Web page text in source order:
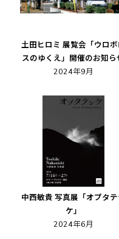
土田ヒロミ 展覧会「ウロボ
スのゆくえ」開催のお知ら
2024年9月
中西敏貴 写真展「オプタテ
ケ」
2024年6月